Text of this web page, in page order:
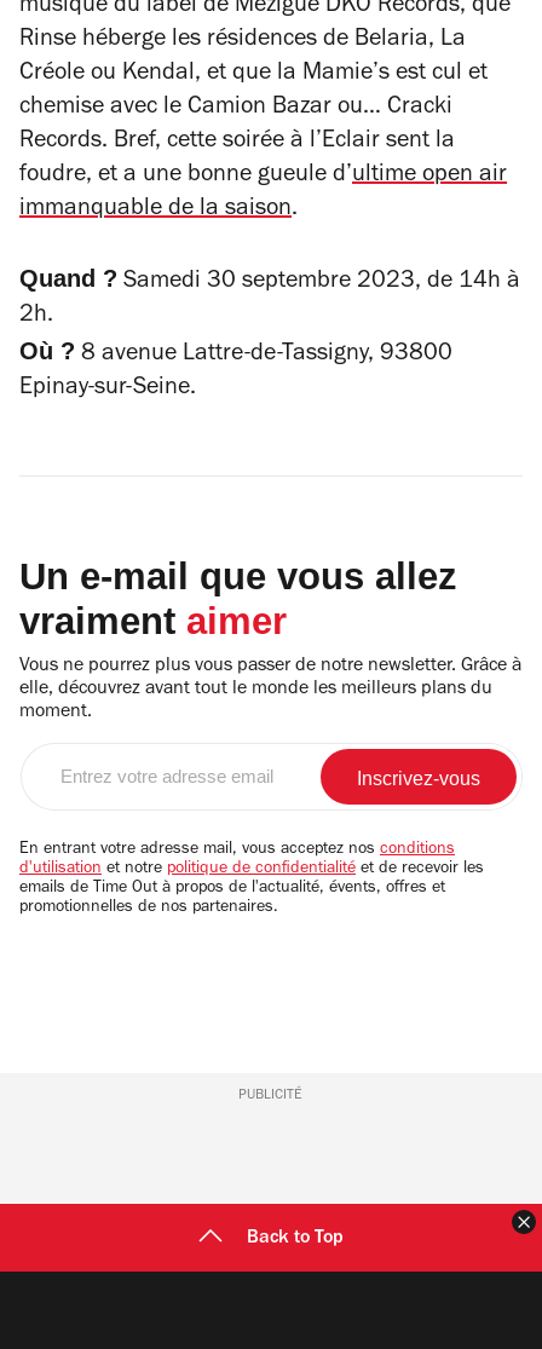
musique du label de Mézigue DKO Records, que
Rinse héberge les résidences de Belaria, La
Créole ou Kendal, et que la Mamie’s est cul et
chemise avec le Camion Bazar ou… Cracki
Records. Bref, cette soirée à l’Eclair sent la
foudre, et a une bonne gueule d’ultime open air
immanquable de la saison.
Quand ? Samedi 30 septembre 2023, de 14h à
2h.
Où ? 8 avenue Lattre-de-Tassigny, 93800
Epinay-sur-Seine.
Un e-mail que vous allez
vraiment aimer
Vous ne pourrez plus vous passer de notre newsletter. Grâce à
elle, découvrez avant tout le monde les meilleurs plans du
moment.
email
En entrant votre adresse mail, vous acceptez nos conditions
d'utilisation et notre politique de confidentialité et de recevoir les
emails de Time Out à propos de l'actualité, évents, offres et
promotionnelles de nos partenaires.
PUBLICITÉ
Back to Top